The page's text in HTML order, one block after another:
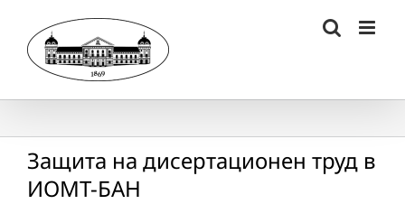
content
Защита на дисертационен труд в
ИОМТ-БАН